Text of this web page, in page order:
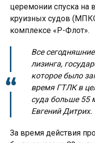
церемонии спуска на
круизных судов
комплексе «Р-Флот».
Все
лизинга,
которое было
время ГТЛК в
суда больше 55
Евгений Дитрих.
За время действия